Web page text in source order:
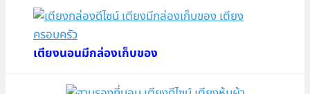
เตียงนอนมีกล่องเก็บของ